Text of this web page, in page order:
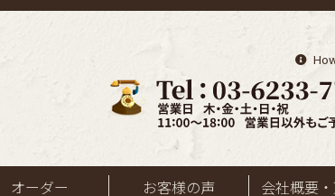
オーダー お客様の声 会社概要